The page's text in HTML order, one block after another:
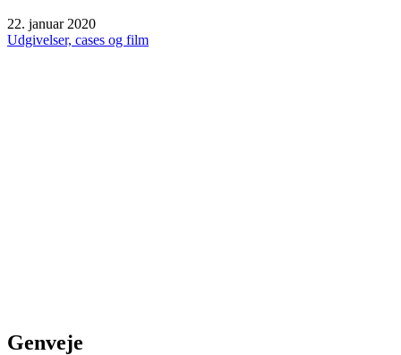
22. januar 2020
Udgivelser, cases og film
Genveje